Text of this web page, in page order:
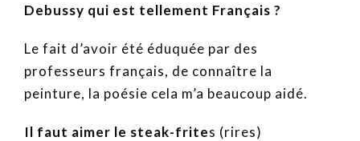
Debussy qui est tellement Français ?
Le fait d’avoir été éduquée par des
professeurs français, de connaître la
peinture, la poésie cela m’a beaucoup aidé.
Il faut aimer le steak-frites (rires)